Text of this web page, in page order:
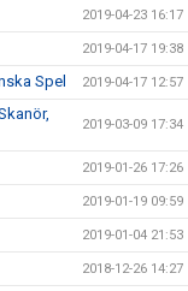
2019-04-23 16:17
2019-04-17 19:38
Spel 2019-04-17 12:57
2019-03-09 17:34
2019-01-26 17:26
2019-01-19 09:59
2019-01-04 21:53
2018-12-26 14:27